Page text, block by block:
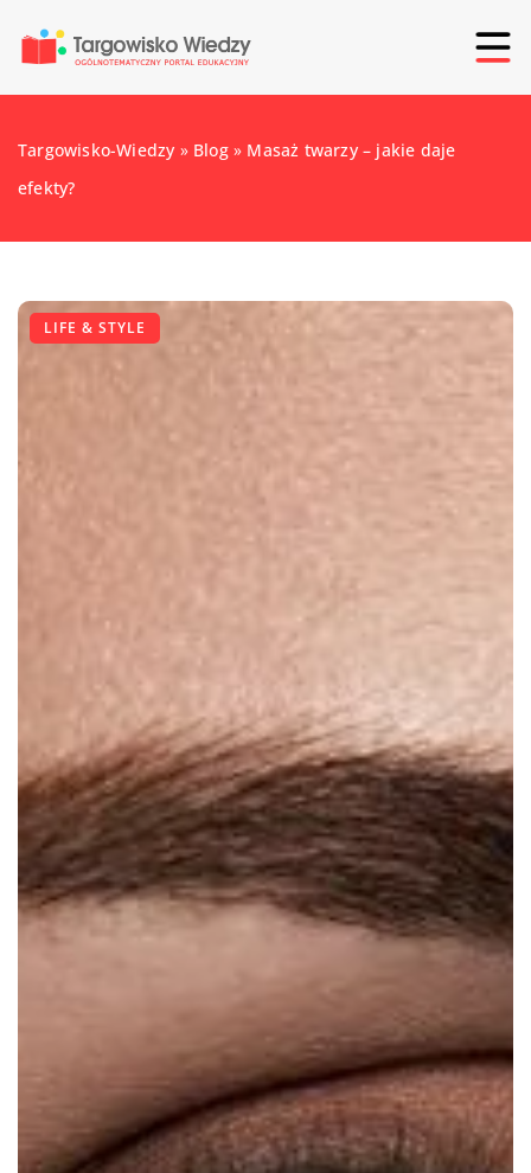
Targowisko-Wiedzy » Blog» Masaż twarzy – jakie daje
efekty?
LIFE & STYLE